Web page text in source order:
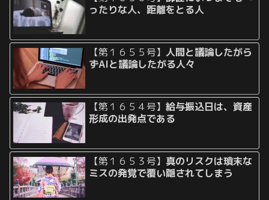
ったりな人、距離をとる人
【第１６５５号】人間と議論したがら
ずAIと議論したがる人々
【第１６５４号】給与振込日は、資産
形成の出発点である
【第１６５３号】 真のリスクは瑣末な
ミスの発覚で覆い隠されてしまう